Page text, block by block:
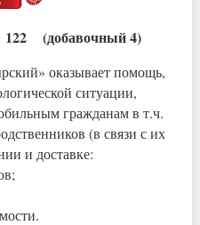
(добавочный 4)
оказывает помощь,
ситуации,
гражданам в т.ч.
(в связи с их
и доставке: